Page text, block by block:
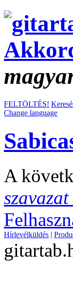
FELTÖLTÉS!
Change language
A
szavazat
Hírlevélküldés |